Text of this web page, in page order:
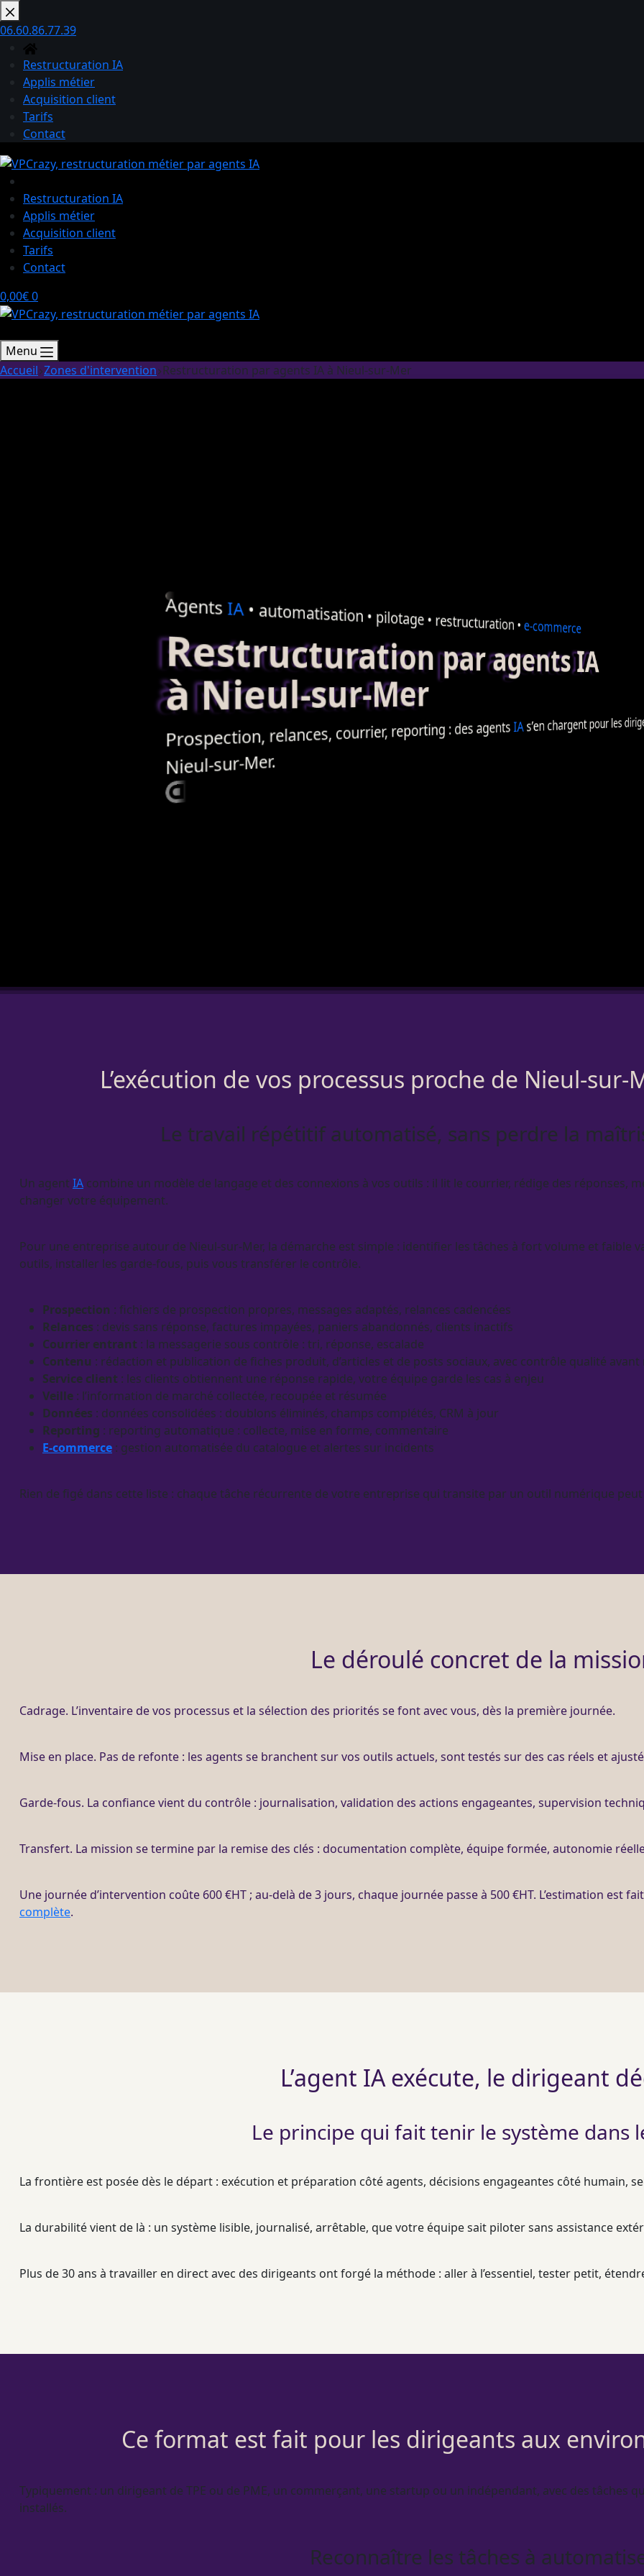
Passer
au
contenu
06.60.86.77.39
Restructuration IA
Applis métier
Acquisition client
Tarifs
Contact
Restructuration IA
Applis métier
Acquisition client
Tarifs
Contact
Panier
d’achat
0,00€0
Menu
Accueil Zones d'intervention Restructuration par agents IA à Nieul-sur-Mer
AgentsIA• automatisation• pilotage• restructuration•e-commerce
Restructuration par agents IA
à Nieul-sur-Mer
Prospection, relances, courrier,reporting : desagentsIAs’en chargent pour les
Nieul-sur-Mer.
L’exécution de vos processus proche de Nieul-
Le travail répétitif automatisé, sans perdre la
Un agent IA combine un modèle de langage et des connexions à vos outils : il lit le courrier, rédige des réponses,
changer votre équipement.
Pour une entreprise autour de Nieul-sur-Mer, la démarche est simple : identifier les tâches à fort volume et faible
outils, installer les garde-fous, puis vous transférer le contrôle.
Prospection : fichiers de prospection propres, messages adaptés, relances cadencées
Relances : devis sans réponse, factures impayées, paniers abandonnés, clients inactifs
Courrier entrant : la messagerie sous contrôle : tri, réponse, escalade
Contenu : rédaction et publication de fiches produit, d’articles et de posts sociaux, avec contrôle qualité
Service client : les clients obtiennent une réponse rapide, votre équipe garde les cas à enjeu
Veille : l’information de marché collectée, recoupée et résumée
Données : données consolidées : doublons éliminés, champs complétés, CRM à jour
Reporting : reporting automatique : collecte, mise en forme, commentaire
E-commerce : gestion automatisée du catalogue et alertes sur incidents
Rien de figé dans cette liste : chaque tâche récurrente de votre entreprise qui transite par un outil numérique
Le déroulé concret de la
Cadrage. L’inventaire de vos processus et la sélection des priorités se font avec vous, dès la première journée.
Mise en place. Pas de refonte : les agents se branchent sur vos outils actuels, sont testés sur des cas réels et
Garde-fous. La confiance vient du contrôle : journalisation, validation des actions engageantes, supervision
Transfert. La mission se termine par la remise des clés : documentation complète, équipe formée, autonomie
Une journée d’intervention coûte 600 €HT; au-delà de 3 jours, chaque journée passe à 500 €HT. L’estimation est
complète.
L’agent IA exécute, le dirigeant
Le principe qui fait tenir le système dans
La frontière est posée dès le départ : exécution et préparation côtéagents, décisions engageantes côté humain,
La durabilité vient de là : un système lisible, journalisé, arrêtable, que votre équipe sait pilotersans assistance
Plus de 30 ans à travailler en direct avec des dirigeants ont forgé la méthode : aller à l’essentiel, tester petit,
Ce format est fait pour les dirigeants aux
Typiquement : un dirigeant de TPE ou de PME, un commerçant, une startup ou un indépendant, avec des tâches
installés.
Reconnaître les tâches à